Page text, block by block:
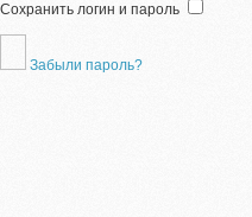
Сохранить логин и пароль
Забыли пароль?